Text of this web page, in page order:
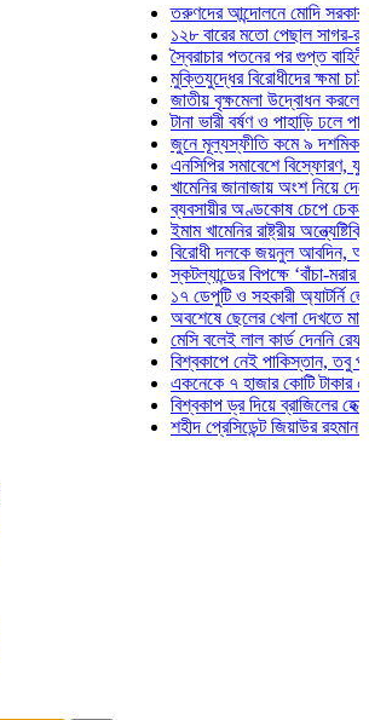
তরুণদের আন্দোলনে মোদি সরকার দুর্বল
১২৮ বারের মতো পেছাল সাগর-রুনি
স্বৈরাচার পতনের পর গুপ্ত বাহিনীর
মুক্তিযুদ্ধের বিরোধীদের ক্ষমা চাইতে
জাতীয় বৃক্ষমেলা উদ্বোধন করলেন
টানা ভারী বর্ষণ ও পাহাড়ি ঢলে পানিবন্দি
জুনে মূল্যস্ফীতি কমে ৯ দশমিক ১৬
এনসিপির সমাবেশে বিস্ফোরণ,
খামেনির জানাজায় অংশ নিয়ে দেশে
ব্যবসায়ীর অণ্ডকোষ চেপে চেক-
ইমাম খামেনির রাষ্ট্রীয়
বিরোধী দলকে জয়নুল আবদিন, আপনারা
স্কটল্যান্ডের বিপক্ষে ‘বাঁচা-মরার
১৭ ডেপুটি ও সহকারী অ্যাটর্নি
অবশেষে ছেলের খেলা দেখতে মাঠে
মেসি বলেই লাল কার্ড দেননি রেফারি!
বিশ্বকাপে নেই পাকিস্তান, তবু
একনেকে ৭ হাজার কোটি টাকার ৫
বিশ্বকাপ ড্র দিয়ে ব্রাজিলের হেক্সা
শহীদ প্রেসিডেন্ট জিয়াউর রহমান